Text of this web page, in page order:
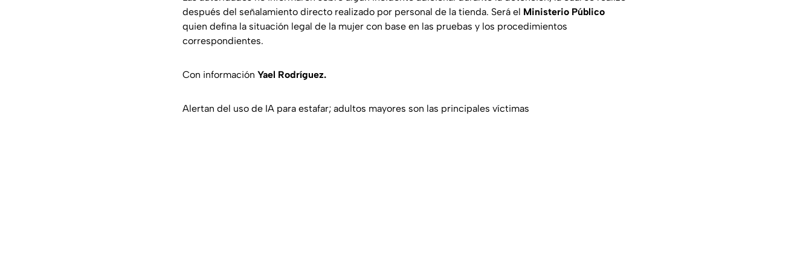
después del señalamiento directo realizado por personal de la tienda. Será el Ministerio Público
quien defina la situación legal de la mujer con base en las pruebas y los procedimientos
correspondientes.
Con información Yael Rodríguez.
Alertan del uso de IA para estafar; adultos mayores son las principales víctimas